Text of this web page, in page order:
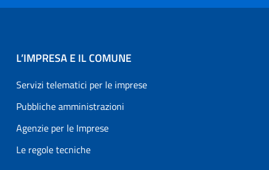
L’IMPRESA E IL COMUNE
Servizi telematici per le imprese
Pubbliche amministrazioni
Agenzie per le Imprese
Le regole tecniche